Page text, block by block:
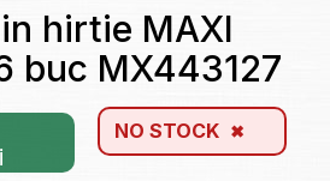
hirtie MAXI
buc MX443127
NO STOCK